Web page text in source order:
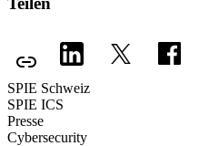
SPIE Schweiz
SPIE ICS
Presse
Cybersecurity